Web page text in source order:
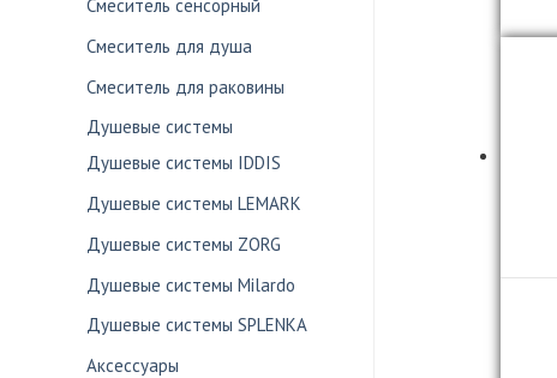
Смеситель сенсорный
Смеситель для душа
Смеситель для раковины
Душевые системы
Душевые системы IDDIS
Душевые системы LEMARK
Душевые системы ZORG
Душевые системы Milardo
Душевые системы SPLENKA
Аксессуары